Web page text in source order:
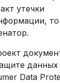
утечки
данных
Data